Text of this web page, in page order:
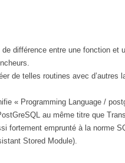
de différence entre une fonction
de telles routines avec
« Programming Language /
au même titre que
fortement emprunté à la norme
Stored Module).